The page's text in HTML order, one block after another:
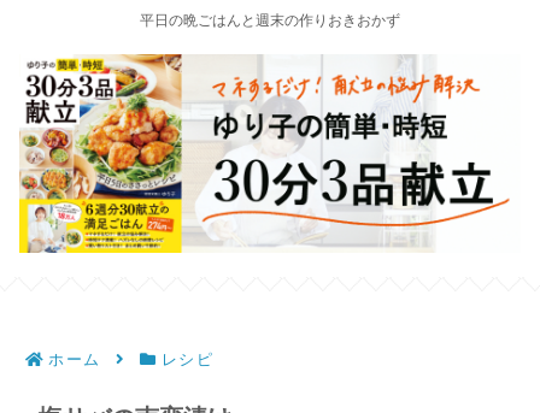
平日の晩ごはんと週末の作りおきおかず
ホーム レシピ